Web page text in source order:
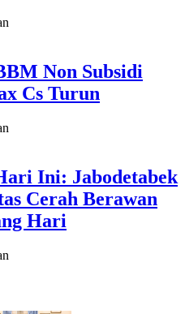
Non Subsidi
Cs Turun
Ini: Jabodetabek
Cerah Berawan
Hari